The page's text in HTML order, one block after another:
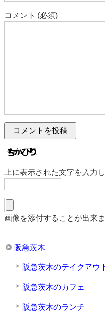
コメント (必須)
上に表示された文字を入力
画像を添付することが出来
阪急茨木
阪急茨木のテイクアウ
阪急茨木のカフェ
阪急茨木のランチ